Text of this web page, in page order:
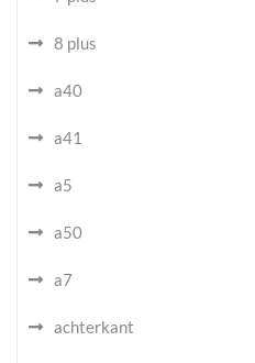
8 plus
a40
a41
a5
a50
a7
achterkant